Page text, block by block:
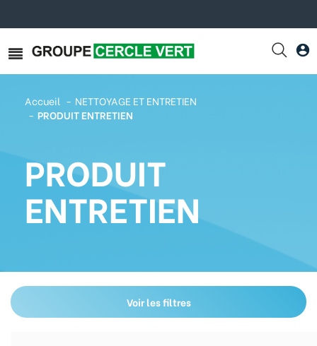
Accueil
NETTOYAGE ET ENTRETIEN
PRODUIT ENTRETIEN
PRODUIT
ENTRETIEN
Voir les filtres